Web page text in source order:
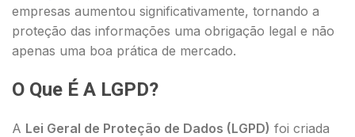
empresas aumentou significativamente, tornando a
proteção das informações uma obrigação legal e não
apenas uma boa prática de mercado.
O Que É A LGPD?
A Lei Geral de Proteção de Dados (LGPD) foi criada